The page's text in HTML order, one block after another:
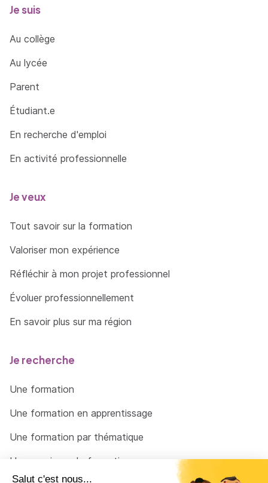
Je suis
Au collège
Au lycée
Parent
Étudiant.e
En recherche d'emploi
En activité professionnelle
Je veux
Tout savoir sur la formation
Valoriser mon expérience
Réfléchir à mon projet professionnel
Évoluer professionnellement
En savoir plus sur ma région
Je recherche
Une formation
Une formation en apprentissage
Une formation par thématique
Un organisme de formation